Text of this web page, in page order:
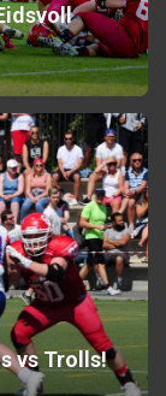
vs Trolls!